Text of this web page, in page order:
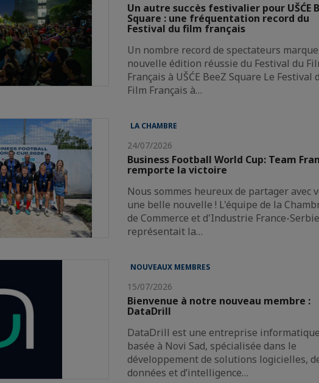
Un autre succès festivalier pour UŠĆE
Square : une fréquentation record du
Festival du film français
Un nombre record de spectateurs
nouvelle édition réussie du Festival du
Français à UŠĆE BeeZ Square Le Festival
Film Français à…
LA CHAMBRE
24/07/2026
Business Football World Cup: Team
remporte la victoire
Nous sommes heureux de partager avec
une belle nouvelle ! L'équipe de la
de Commerce et d'Industrie France-
représentait la…
NOUVEAUX MEMBRES
15/07/2026
Bienvenue à notre nouveau membre :
DataDrill
DataDrill est une entreprise informatique
basée à Novi Sad, spécialisée dans le
développement de solutions logicielles,
données et d’intelligence…